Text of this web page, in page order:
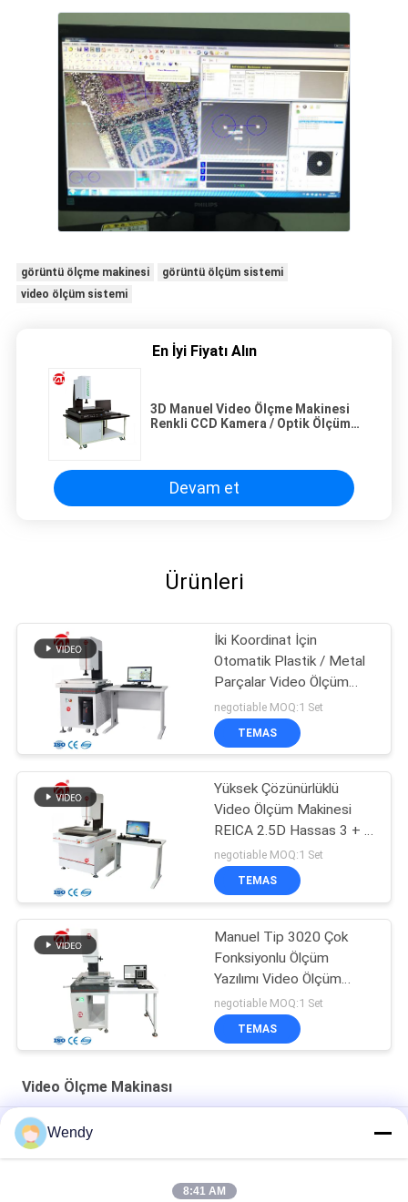
görüntü ölçme makinesi
görüntü ölçüm sistemi
video ölçüm sistemi
En İyi Fiyatı Alın
3D Manuel Video Ölçme Makinesi
Renkli CCD Kamera / Optik Ölçüm
Devam et
Ürünleri
İki Koordinat İçin
Otomatik Plastik / Metal
Parçalar Video Ölçüm
Makinesi
negotiable MOQ:1 Set
TEMAS
Yüksek Çözünürlüklü
Video Ölçüm Makinesi
REICA 2.5D Hassas 3 + L
/ 75 Mikron
negotiable MOQ:1 Set
TEMAS
Manuel Tip 3020 Çok
Fonksiyonlu Ölçüm
Yazılımı Video Ölçüm
Sistemi
negotiable MOQ:1 Set
TEMAS
Video Ölçme Makinası
220V Servo Motor Portal Görüntü Ölçüm Cihazı
3D Manuel Video Ölçme Makinesi Renkli CCD Kamera / Optik
Wendy
8:41 AM